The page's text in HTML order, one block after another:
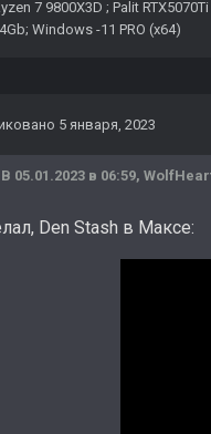
7 9800X3D ; Palit
Windows -11 PRO (х64)
5 января, 2023
В 05.01.2023 в 06:59,
Den Stash в Максе: